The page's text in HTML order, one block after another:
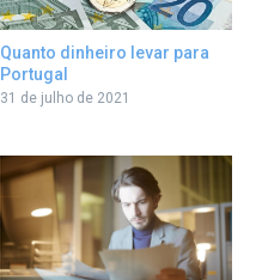
Quanto dinheiro levar para
Portugal
31 de julho de 2021